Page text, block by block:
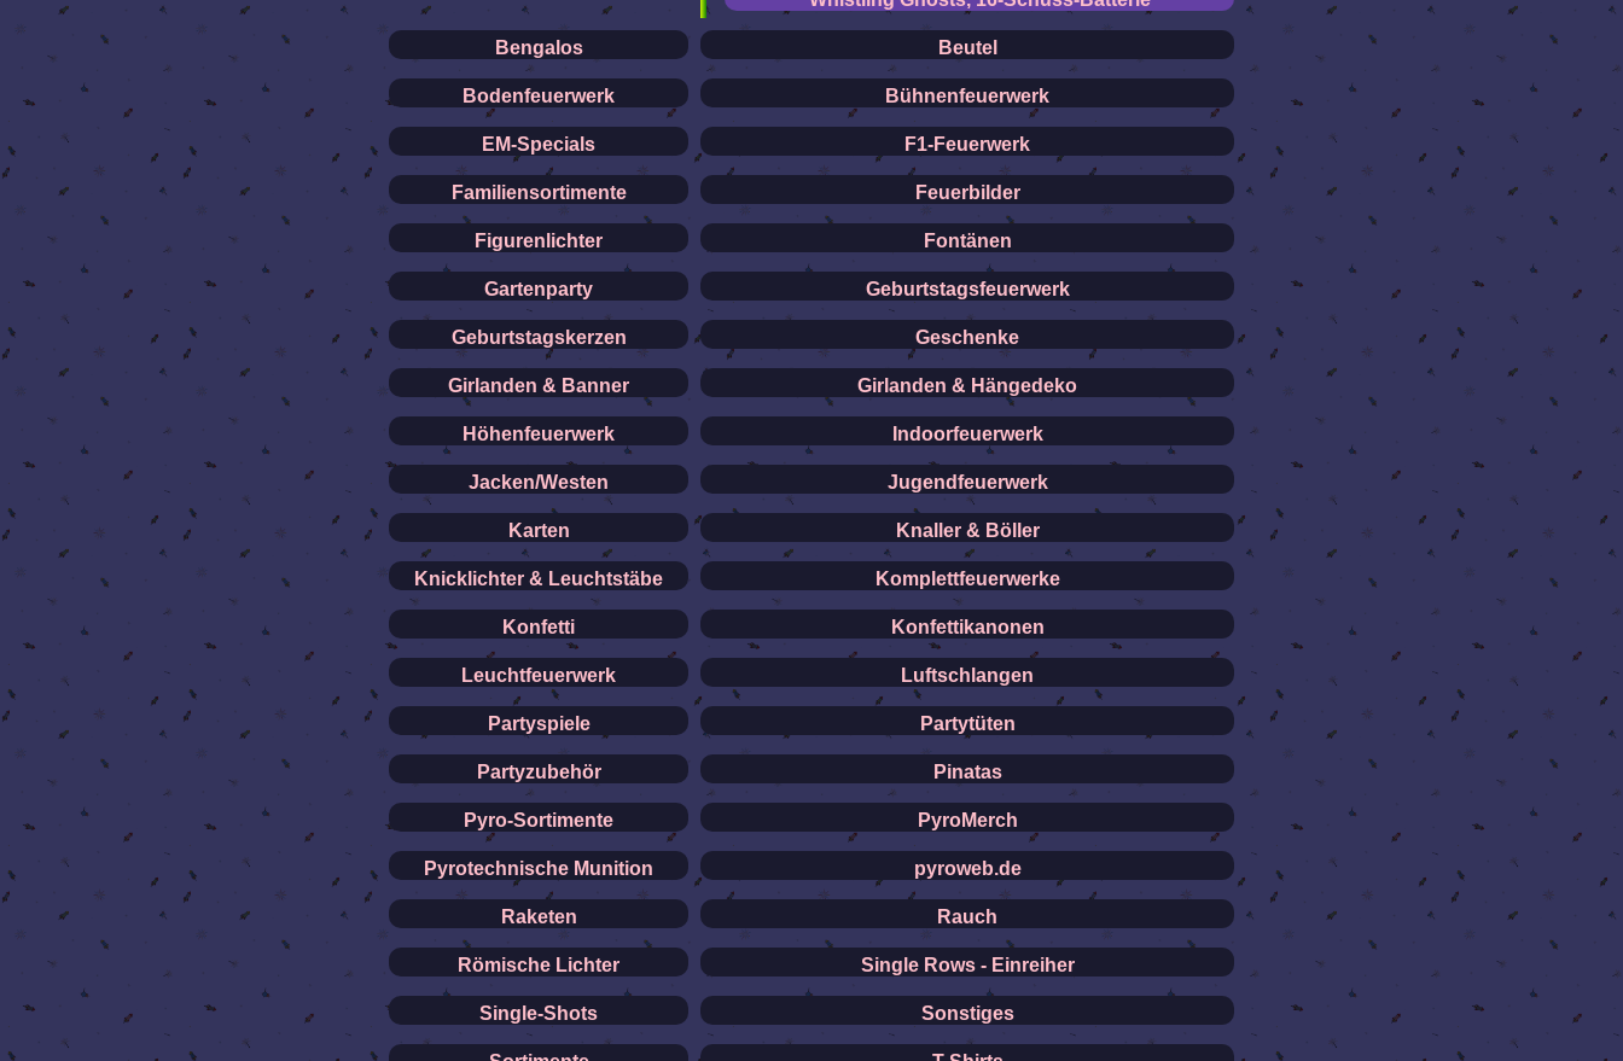
Bengalos Beutel
Bodenfeuerwerk Bühnenfeuerwerk
EM-Specials F1-Feuerwerk
Familiensortimente Feuerbilder
Figurenlichter Fontänen
Gartenparty Geburtstagsfeuerwerk
Geburtstagskerzen Geschenke
Girlanden & Banner Girlanden & Hängedeko
Höhenfeuerwerk Indoorfeuerwerk
Jacken/Westen Jugendfeuerwerk
Karten Knaller & Böller
Knicklichter & Leuchtstäbe Komplettfeuerwerke
Konfetti Konfettikanonen
Leuchtfeuerwerk Luftschlangen
Partyspiele Partytüten
Partyzubehör Pinatas
Pyro-Sortimente PyroMerch
Pyrotechnische Munition pyroweb.de
Raketen Rauch
Römische Lichter Single Rows - Einreiher
Single-Shots Sonstiges